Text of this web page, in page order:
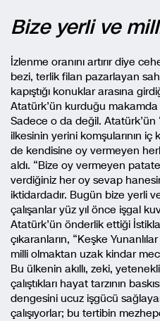
Bize yerli ve
İzlenme oranını artırır diye
bezi, terlik filan pazarlayan
kapıştığı konuklar arasına
Atatürk’ün kurduğu
Sadece o da değil. Atatürk’ün
ilkesinin yerini komşularının
de kendisine oy vermeyen
aldı. “Bize oy vermeyen
verdiğiniz her oy sevap
iktidardadır. Bugün bize yerli
çalışanlar yüz yıl önce işgal
Atatürk’ün önderlik ettiği
çıkaranların, “Keşke
milli olmaktan uzak kindar
Bu ülkenin akıllı, zeki,
çalıştıkları hayat tarzının
dengesini ucuz işgücü
çalışıyorlar; bu tertibin